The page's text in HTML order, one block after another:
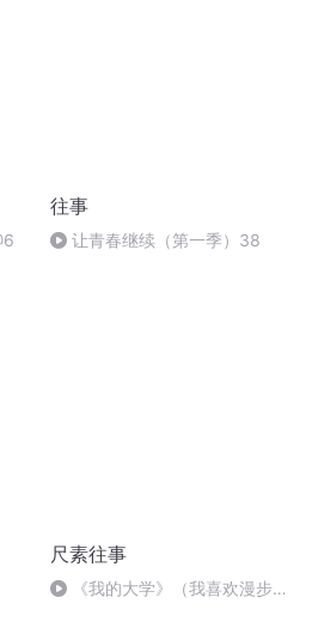
往事
让青春继续（第一季）38
尺素往事
《我的大学》（我喜欢漫步在